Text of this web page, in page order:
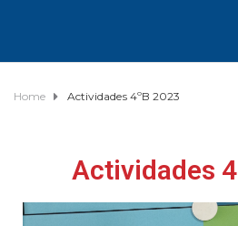
Home Actividades 4ºB 2023
Actividades